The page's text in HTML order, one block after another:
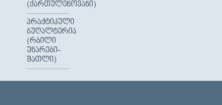
(ᲥᲐᲠᲗᲣᲚᲔᲜᲝᲕᲐᲜᲘ)
ᲞᲠᲐᲥᲢᲘᲙᲣᲚᲘ
ᲑᲣᲦᲐᲚᲢᲔᲠᲘᲐ
(ᲠᲑᲘᲚᲘ
ᲣᲜᲐᲠᲔᲑᲘ-
ᲨᲐᲗᲚᲘ)